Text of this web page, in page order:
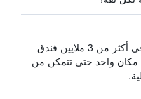
يبحث HotelsCombined في أكثر من 3 ملايين فندق
مكان واحد حتى تتمكن من